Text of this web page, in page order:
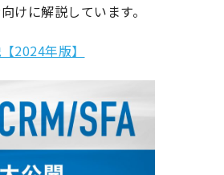
けに解説しています。
2024年版】